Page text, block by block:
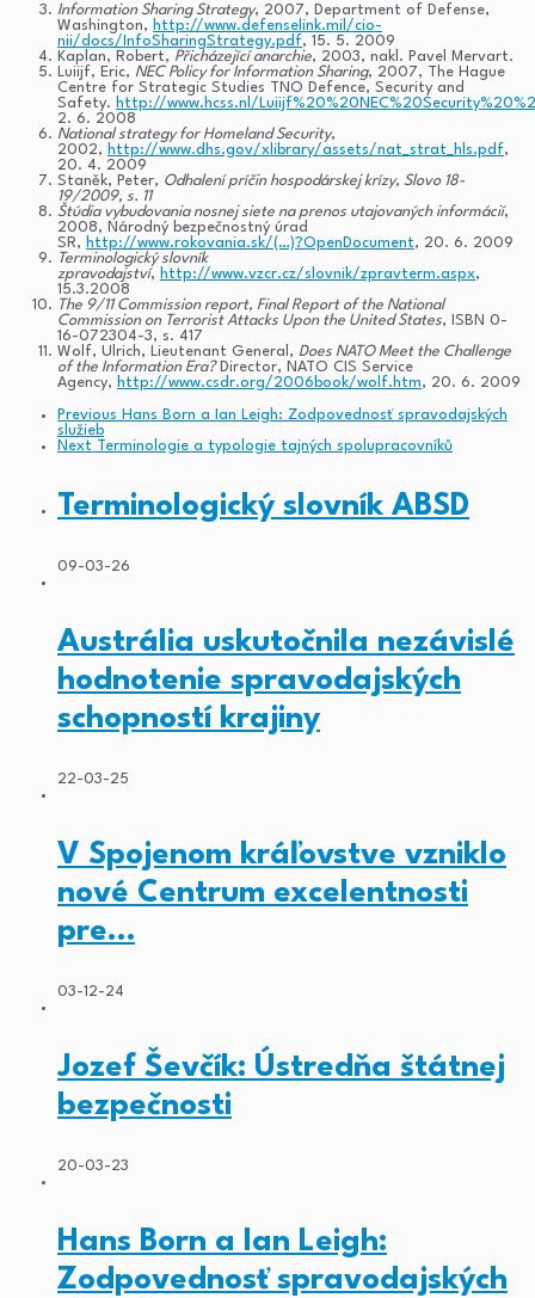
Information Sharing Strategy, 2007, Department of Defense,
Washington, http://www.defenselink.mil/cio-
nii/docs/InfoSharingStrategy.pdf, 15. 5. 2009
Kaplan, Robert, Přicházející anarchie, 2003, nakl. Pavel Mervart.
Luiijf, Eric, NEC Policy for Information Sharing, 2007, The Hague
Centre for Strategic Studies TNO Defence, Security and
Safety. http://www.hcss.nl/
2. 6. 2008
National strategy for Homeland Security,
2002, http://www.dhs.gov/xlibrary/assets/nat_strat_hls.pdf,
20. 4. 2009
Staněk, Peter, Odhalení príčin hospodárskej krízy, Slovo 18-
19/2009, s. 11
Štúdia vybudovania nosnej siete na prenos utajovaných informácií,
2008, Národný bezpečnostný úrad
SR, http://www.rokovania.sk/(…)?OpenDocument, 20. 6. 2009
Terminologický slovník
zpravodajství, http://www.vzcr.cz/slovnik/zpravterm.aspx,
15.3.2008
The 9/11 Commission report, Final Report of the National
Commission on Terrorist Attacks Upon the United States, ISBN 0-
16-072304-3, s. 417
Wolf, Ulrich, Lieutenant General, Does NATO Meet the Challenge
of the Information Era?Director, NATO CIS Service
Agency, http://www.csdr.org/2006book/wolf.htm, 20. 6. 2009
Previous Hans Born a Ian Leigh: Zodpovednosť spravodajských
služieb
Next Terminologie a typologie tajných spolupracovníků
Terminologický slovník ABSD
09-03-26
Austrália uskutočnila nezávislé
hodnotenie spravodajských
schopností krajiny
22-03-25
V Spojenom kráľovstve vzniklo
nové Centrum excelentnosti
pre…
03-12-24
Jozef Ševčík: Ústredňa štátnej
bezpečnosti
20-03-23
Hans Born a Ian Leigh:
Zodpovednosť spravodajských